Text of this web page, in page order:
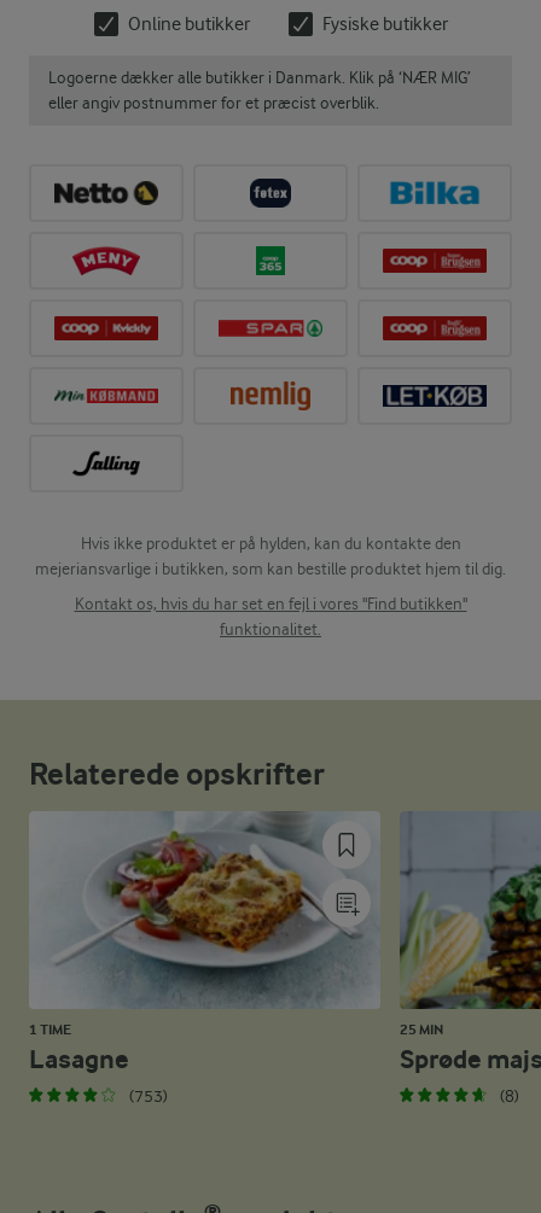
Online butikker Fysiske butikker
Logoerne dækker alle butikker i Danmark. Klik på ‘NÆR MIG’
eller angiv postnummer for et præcist overblik.
Hvis ikke produktet er på hylden, kan du kontakte den
mejeriansvarlige i butikken, som kan bestille produktet hjem til dig.
Kontakt os, hvis du har set en fejl i vores "Find butikken"
funktionalitet.
Relaterede opskrifter
1 TIME
Lasagne
(753)
25 MIN
Sprøde
(8)